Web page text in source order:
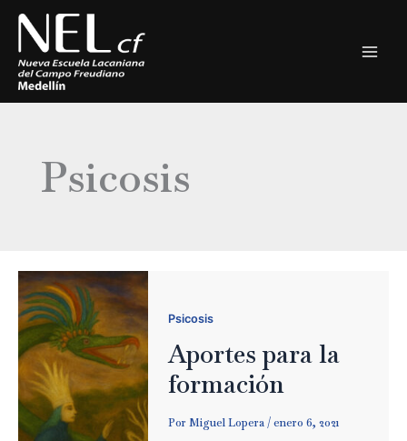
contenido
Psicosis
Psicosis
Aportes para la
formación
Por Miguel Lopera / enero 6, 2021